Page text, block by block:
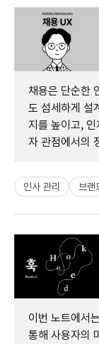
채용은 단순한
도 섬세하게 설
지를 높이고,
자 관점에서의
인사 관리 브랜
이번 노트에서
통해 사용자의